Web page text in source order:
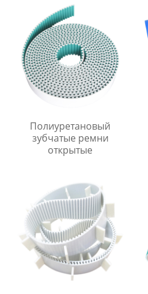
Полиуретановый
зубчатые ремни
открытые